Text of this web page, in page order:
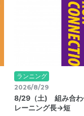
ランニング
2026/8/29
8/29（土) 組み合わ
レーニング長→短